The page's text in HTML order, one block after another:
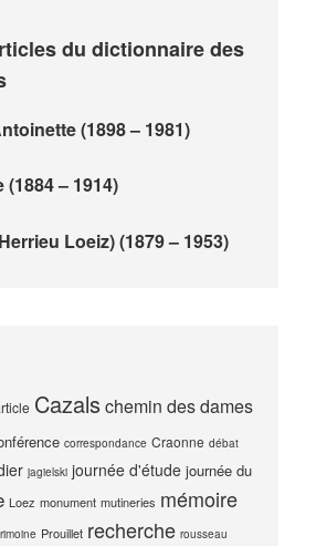
du dictionnaire des
(1898 – 1981)
– 1914)
Loeiz) (1879 – 1953)
Cazals chemin des dames
correspondance Craonne débat
jagielski journée d'étude journée du
Loez monument mutineries mémoire
Prouillet recherche rousseau